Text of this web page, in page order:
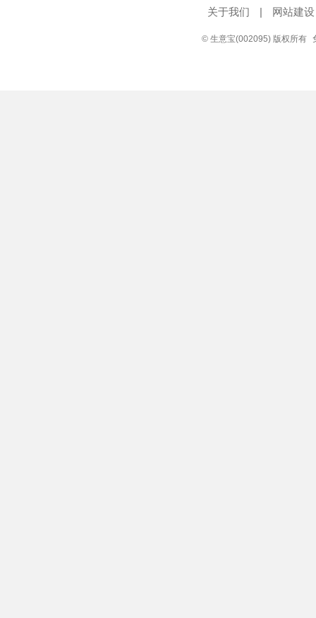
关于我们 | 网站建设
© 生意宝(002095) 版权所有